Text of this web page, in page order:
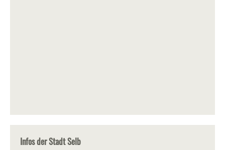
Infos der Stadt Selb